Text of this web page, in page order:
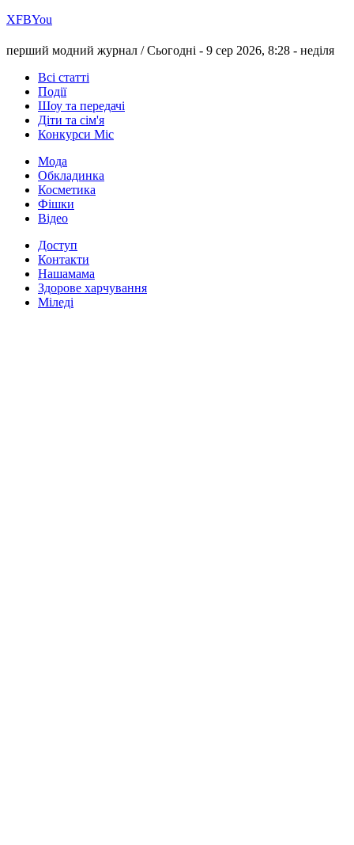
ХFBYou
перший модний журнал /Сьогодні - 9 сер 2026, 8:28 - неділя
Всі статті
Події
Шоу та передачі
Діти та сім'я
Конкурси Міс
Мода
Обкладинка
Косметика
Фішки
Відео
Доступ
Контакти
Нашамама
Здорове харчування
Міледі